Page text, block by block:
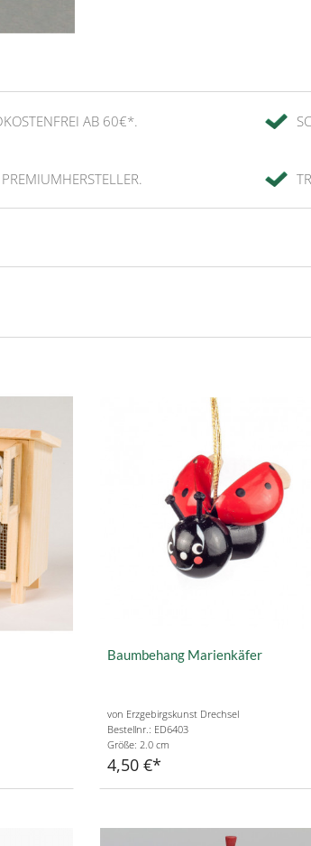
AB 60€*.
Baumbehang Marienkäfer
von Erzgebirgskunst Drechsel
Bestellnr.: ED6403
Größe: 2.0 cm
4,50 €